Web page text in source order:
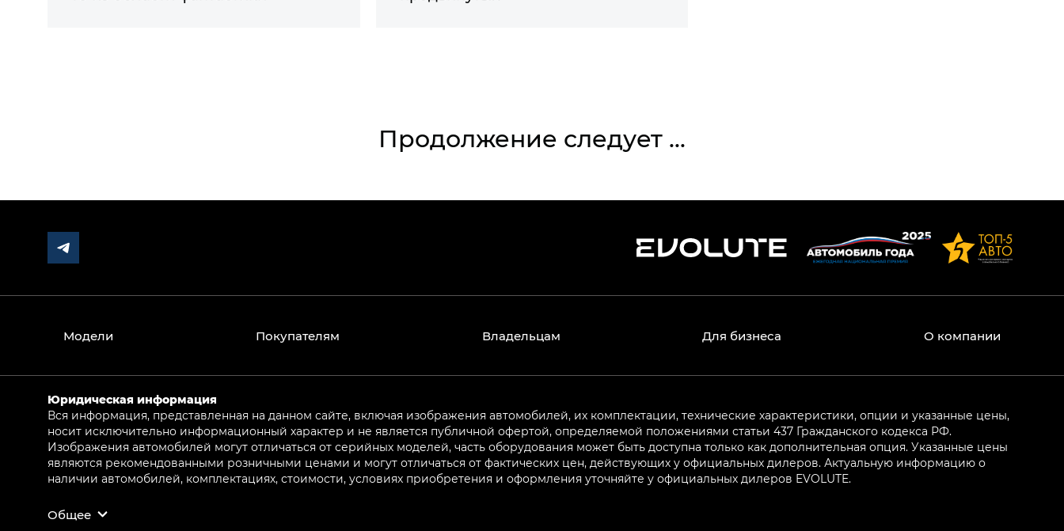
Продолжение следует ...
Модели Покупателям Владельцам Для бизнеса О компании
Юридическая информация
Вся информация, представленная на данном сайте, включая изображения автомобилей, их комплектации, технические характеристики, опции и указанные цены,
носит исключительно информационный характер и не является публичной офертой, определяемой положениями статьи 437 Гражданского кодекса РФ.
Изображения автомобилей могут отличаться от серийных моделей, часть оборудования может быть доступна только как дополнительная опция. Указанные цены
являются рекомендованными розничными ценами и могут отличаться от фактических цен, действующих у официальных дилеров. Актуальную информацию о
наличии автомобилей, комплектациях, стоимости, условиях приобретения и оформления уточняйте у официальных дилеров EVOLUTE.
Общее